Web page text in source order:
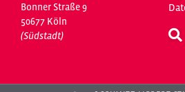
Bonner Straße 9
50677 Köln
(Südstadt)